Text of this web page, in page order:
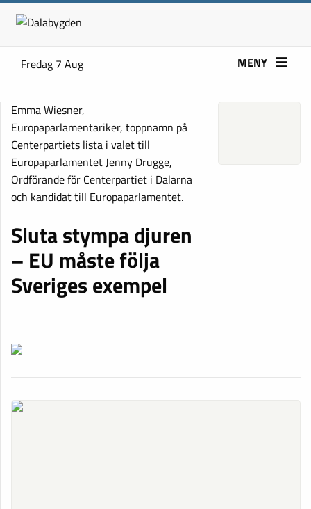
Fredag 7 Aug MENY
Emma Wiesner,
Europaparlamentariker, toppnamn på
Centerpartiets lista i valet till
Europaparlamentet Jenny Drugge,
Ordförande för Centerpartiet i Dalarna
och kandidat till Europaparlamentet.
Sluta stympa djuren
– EU måste följa
Sveriges exempel